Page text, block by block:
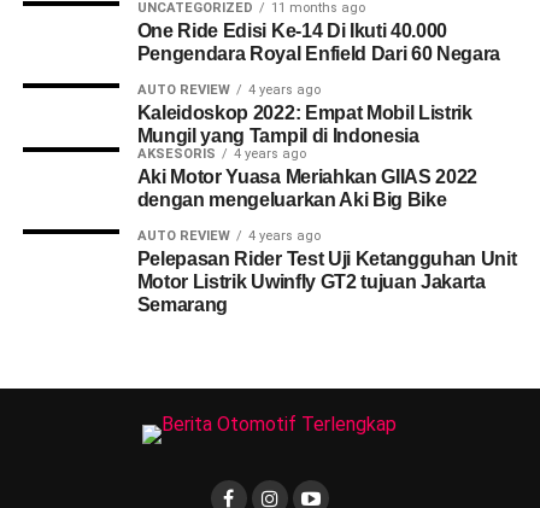
UNCATEGORIZED 11 months ago
One Ride Edisi Ke-14 Di Ikuti 40.000
Pengendara Royal Enfield Dari 60 Negara
AUTO REVIEW 4 years ago
Kaleidoskop 2022: Empat Mobil Listrik
Mungil yang Tampil di Indonesia
AKSESORIS 4 years ago
Aki Motor Yuasa Meriahkan GIIAS 2022
dengan mengeluarkan Aki Big Bike
AUTO REVIEW 4 years ago
Pelepasan Rider Test Uji Ketangguhan Unit
Motor Listrik Uwinfly GT2 tujuan Jakarta
Semarang